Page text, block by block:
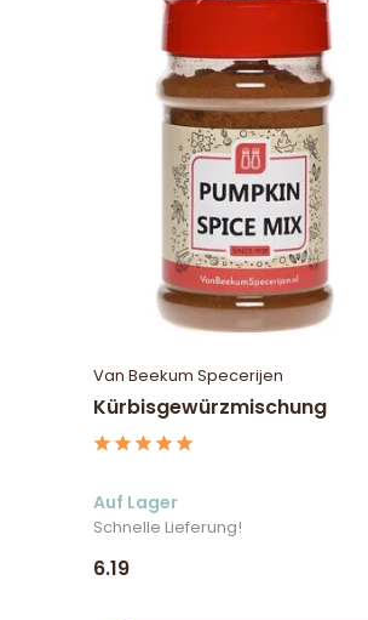
Van Beekum Specerijen
Kürbisgewürzmischung
Auf Lager
Schnelle Lieferung!
6.19